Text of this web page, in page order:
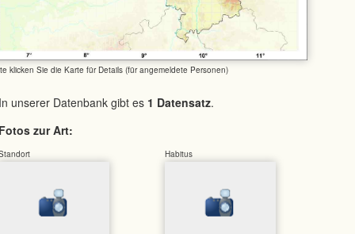
klicken Sie die Karte für Details (für angemeldete Personen)
unserer Datenbank gibt es 1 Datensatz.
zur Art:
Habitus